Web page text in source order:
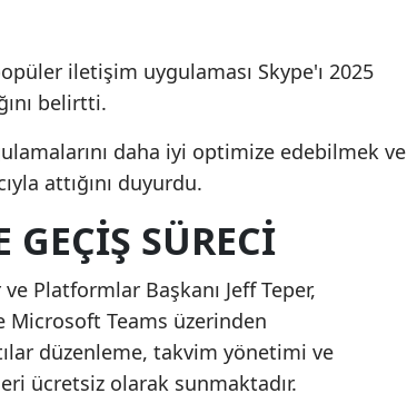
iletişim uygulaması Skype'ı 2025
belirtti.
daha iyi optimize edebilmek ve
attığını duyurdu.
GEÇIŞ SÜRECI
Platformlar Başkanı Jeff Teper,
Microsoft Teams üzerinden
düzenleme, takvim yönetimi ve
ücretsiz olarak sunmaktadır.